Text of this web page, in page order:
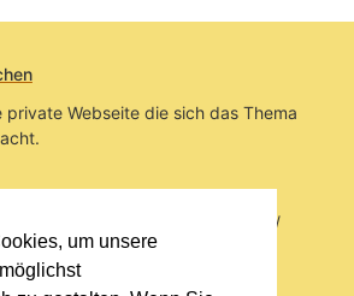
um unsere
private Webseite die sich das Thema
https://www.bierkreiszeichen.at/
/Gesammelte Biere